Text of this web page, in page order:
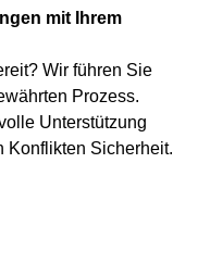
mit Ihrem
Wir führen Sie
Prozess.
Unterstützung
Konflikten Sicherheit.